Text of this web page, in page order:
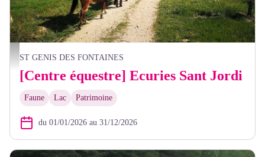
Promenade à cheval - Ecuries Sant Jordi
ST GENIS DES FONTAINES
[Centre équestre] Ecuries Sant Jordi
Faune Lac Patrimoine
du 01/01/2026 au 31/12/2026